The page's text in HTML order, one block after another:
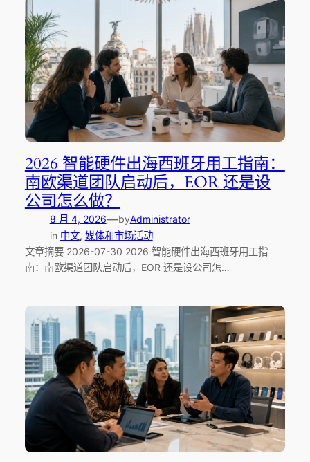
2026 智能硬件出海西班牙用工指南：
南欧渠道团队启动后，EOR 还是设
公司怎么做？
8 月 4, 2026—byAdministrator
in 中文, 媒体和市场活动
文章摘要 2026-07-30 2026 智能硬件出海西班牙用工指
南：南欧渠道团队启动后，EOR 还是设公司怎…